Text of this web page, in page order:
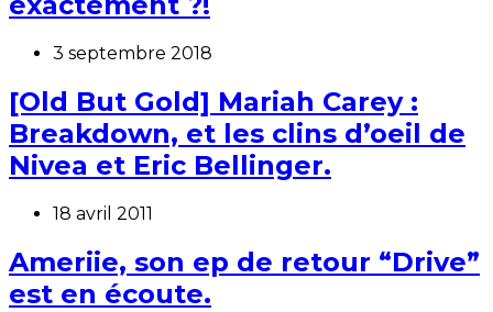
3 septembre 2018
[Old But Gold] Mariah Carey :
Breakdown, et les clins d’oeil de
Nivea et Eric Bellinger.
18 avril 2011
Ameriie, son ep de retour “Drive”
est en écoute.